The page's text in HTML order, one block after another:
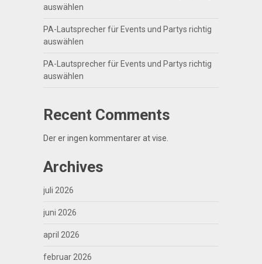
auswählen
PA-Lautsprecher für Events und Partys richtig
auswählen
PA-Lautsprecher für Events und Partys richtig
auswählen
Recent Comments
Der er ingen kommentarer at vise.
Archives
juli 2026
juni 2026
april 2026
februar 2026